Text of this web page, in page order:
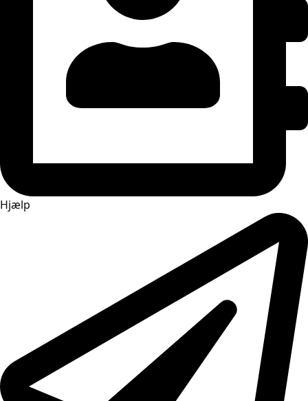
Hjælp